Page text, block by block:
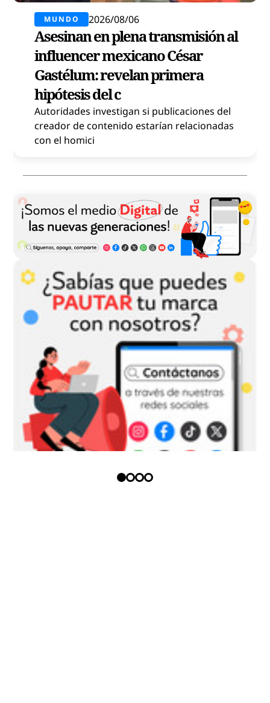
MUNDO 2026/08/06
Asesinan en plena transmisión al
influencer mexicano César
Gastélum: revelan primera
hipótesis del c
Autoridades investigan si publicaciones del
creador de contenido estarían relacionadas
con el homici